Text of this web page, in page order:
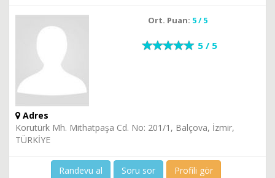
Ort. Puan: 5 / 5
5 / 5
Adres
Korutürk Mh. Mithatpaşa Cd. No: 201/1, Balçova, İzmir,
TÜRKİYE
Randevu al Soru sor Profili gör